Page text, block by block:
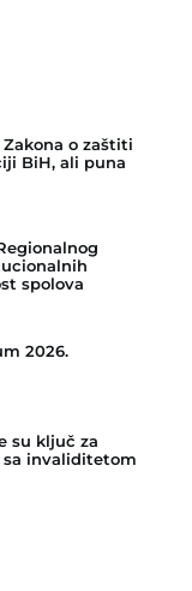
o zaštiti
BiH, ali puna
spolova
2026.
su ključ za
invaliditetom